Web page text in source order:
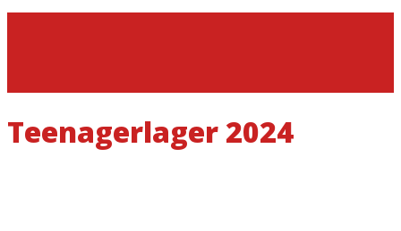
Teenagerlager 2024